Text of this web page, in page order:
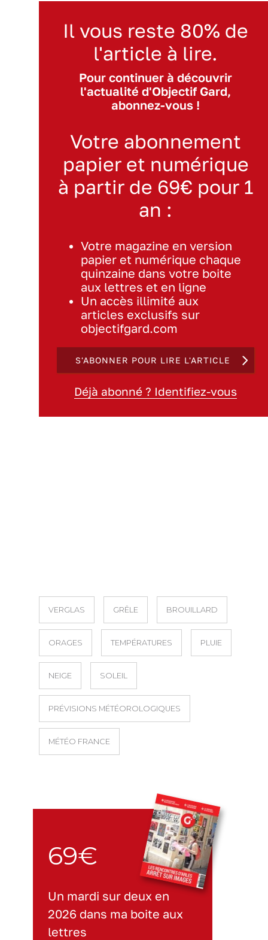
Il vous reste 80% de
l'article à lire.
Pour continuer à découvrir
l'actualité d'Objectif Gard,
abonnez-vous !
Votre abonnement
papier et numérique
à partir de 69€ pour 1
an :
Votre magazine en version
papier et numérique chaque
quinzaine dans votre boite
aux lettres et en ligne
Un accès illimité aux
articles exclusifs sur
objectifgard.com
S'ABONNER POUR LIRE L'ARTICLE
Déjà abonné ? Identifiez-vous
VERGLAS GRÊLE BROUILLARD
ORAGES TEMPÉRATURES PLUIE
NEIGE SOLEIL
PRÉVISIONS MÉTÉOROLOGIQUES
MÉTÉO FRANCE
69€
Un mardi sur deux en
2026 dans ma boite aux
lettres